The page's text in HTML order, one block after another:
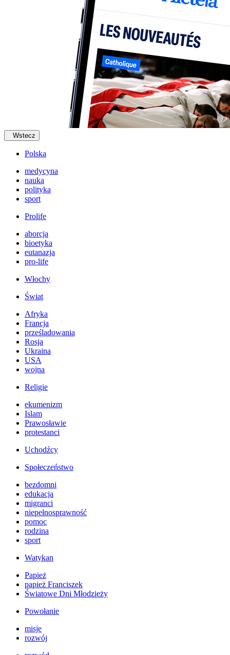
Wstecz
Polska
medycyna
nauka
polityka
sport
Prolife
aborcja
bioetyka
eutanazja
pro-life
Włochy
Świat
Afryka
Francja
prześladowania
Rosja
Ukraina
USA
wojna
Religie
ekumenizm
Islam
Prawosławie
protestanci
Uchodźcy
Społeczeństwo
bezdomni
edukacja
migranci
niepełnosprawność
pomoc
rodzina
sport
Watykan
Papież
papież Franciszek
Światowe Dni Młodzieży
Powołanie
misje
rozwój